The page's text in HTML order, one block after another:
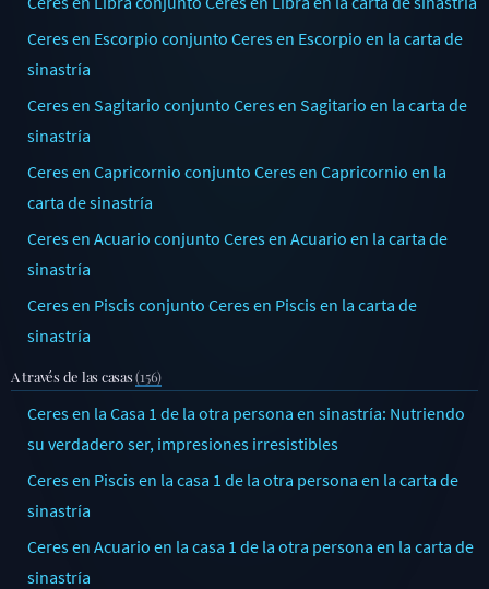
Ceres en Escorpio conjunto Ceres en Escorpio en la carta de
sinastría
Ceres en Sagitario conjunto Ceres en Sagitario en la carta de
sinastría
Ceres en Capricornio conjunto Ceres en Capricornio en la
carta de sinastría
Ceres en Acuario conjunto Ceres en Acuario en la carta de
sinastría
Ceres en Piscis conjunto Ceres en Piscis en la carta de
sinastría
A través de las casas(156)
Ceres en la Casa 1 de la otra persona en sinastría: Nutriendo
su verdadero ser, impresiones irresistibles
Ceres en Piscis en la casa 1 de la otra persona en la carta de
sinastría
Ceres en Acuario en la casa 1 de la otra persona en la carta de
sinastría